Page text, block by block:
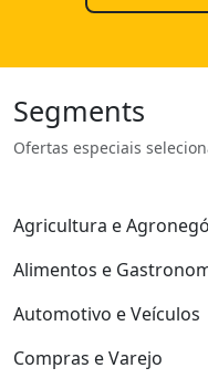
Segments
Ofertas especiais
Agricultura e
Alimentos e
Automotivo e Veículos
Compras e Varejo